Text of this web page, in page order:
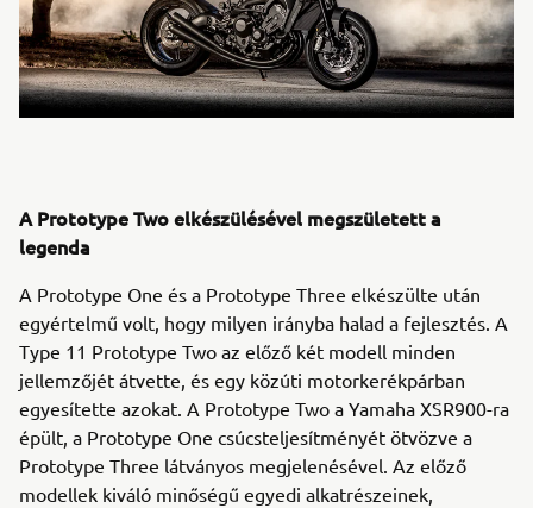
A Prototype Two elkészülésével megszületett a
legenda
A Prototype One és a Prototype Three elkészülte után
egyértelmű volt, hogy milyen irányba halad a fejlesztés. A
Type 11 Prototype Two az előző két modell minden
jellemzőjét átvette, és egy közúti motorkerékpárban
egyesítette azokat. A Prototype Two a Yamaha XSR900-ra
épült, a Prototype One csúcsteljesítményét ötvözve a
Prototype Three látványos megjelenésével. Az előző
modellek kiváló minőségű egyedi alkatrészeinek,